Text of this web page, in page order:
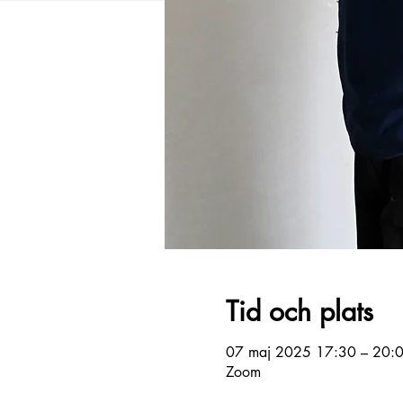
Tid och plats
07 maj 2025 17:30 –
Zoom